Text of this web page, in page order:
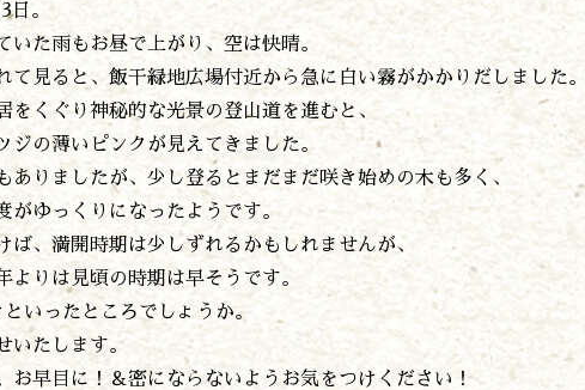
日。
いた雨もお昼で上がり、空は快晴。
て見ると、飯干緑地広場付近から急に白い霧がかかりだしました。
をくぐり神秘的な光景の登山道を進むと、
ジの薄いピンクが見えてきました。
ありましたが、少し登るとまだまだ咲き始めの木も多く、
がゆっくりになったようです。
ば、満開時期は少しずれるかもしれませんが、
よりは見頃の時期は早そうです。
いったところでしょうか。
いたします。
お早目に！＆密にならないようお気をつけください！
〒883-1301
宮崎県東臼杵郡諸塚村家代3068しいたけの館21内
0982-65-0178